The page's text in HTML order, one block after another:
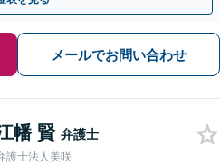
メールでお問い合わせ
幡 賢 弁護士
護士法人美咲